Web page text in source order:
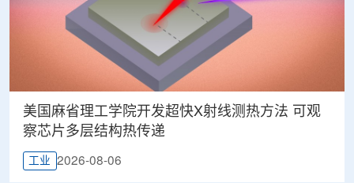
美国麻省理工学院开发超快X射线测热方法 可观
察芯片多层结构热传递
工业 2026-08-06